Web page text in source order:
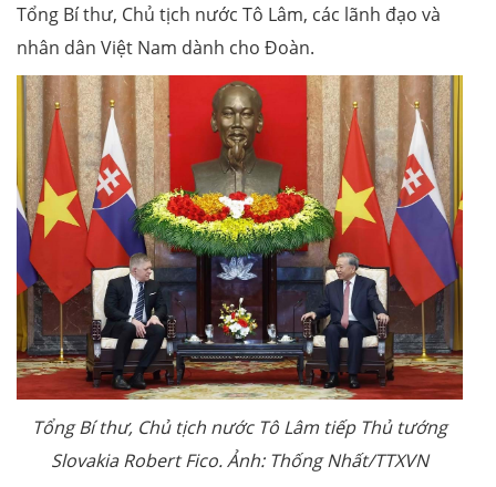
Tổng Bí thư, Chủ tịch nước Tô Lâm, các lãnh đạo và
nhân dân Việt Nam dành cho Đoàn.
Tổng Bí thư, Chủ tịch nước Tô Lâm tiếp Thủ tướng
Slovakia Robert Fico. Ảnh: Thống Nhất/TTXVN